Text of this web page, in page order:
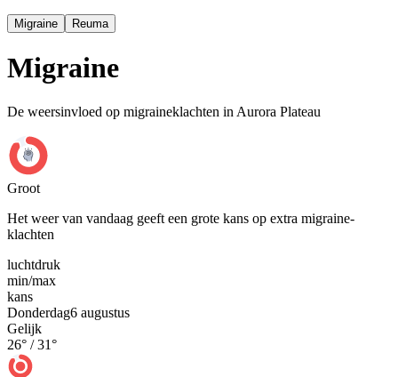
Migraine Reuma
Migraine
De weersinvloed op migraineklachten in Aurora Plateau
Groot
Het weer van vandaag geeft een grote kans op extra migraine-
klachten
luchtdruk
min/max
kans
Donderdag6 augustus
Gelijk
26° /31°